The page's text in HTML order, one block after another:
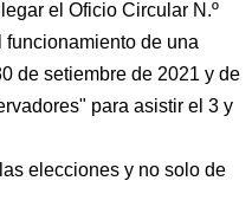
el Oficio Circular N.º
de una
de setiembre de 2021 y de
para asistir el 3 y
elecciones y no solo de